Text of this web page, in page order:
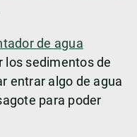
de agua
los sedimentos de
entrar algo de agua
para poder